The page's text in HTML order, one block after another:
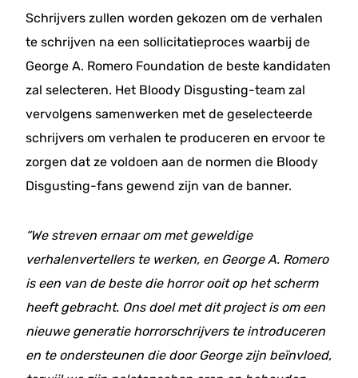
Schrijvers zullen worden gekozen om de verhalen
te schrijven na een sollicitatieproces waarbij de
George A. Romero Foundation de beste kandidaten
zal selecteren. Het Bloody Disgusting-team zal
vervolgens samenwerken met de geselecteerde
schrijvers om verhalen te produceren en ervoor te
zorgen dat ze voldoen aan de normen die Bloody
Disgusting-fans gewend zijn van de banner.
“We streven ernaar om met geweldige
verhalenvertellers te werken, en George A. Romero
is een van de beste die horror ooit op het scherm
heeft gebracht. Ons doel met dit project is om een
nieuwe generatie horrorschrijvers te introduceren
en te ondersteunen die door George zijn beïnvloed,